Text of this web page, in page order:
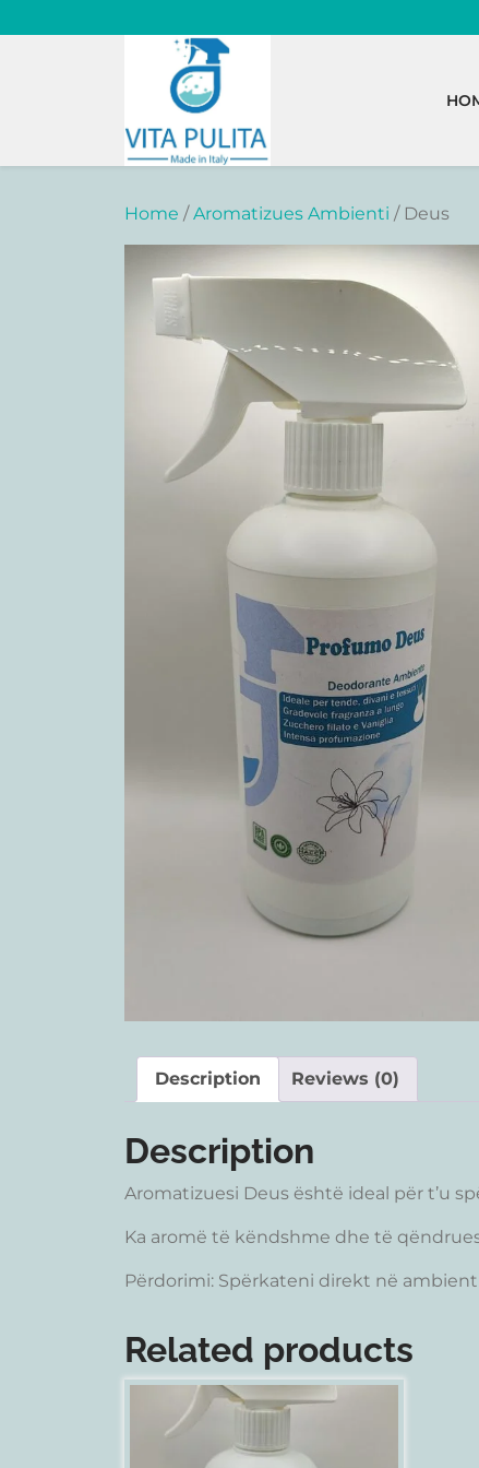
to
Home /Aromatizues Ambienti / Deus
Description Reviews (0)
Description
Aromatizuesi Deus është ideal për t’u
Ka aromë të këndshme dhe të
Përdorimi: Spërkateni direkt në
Related products